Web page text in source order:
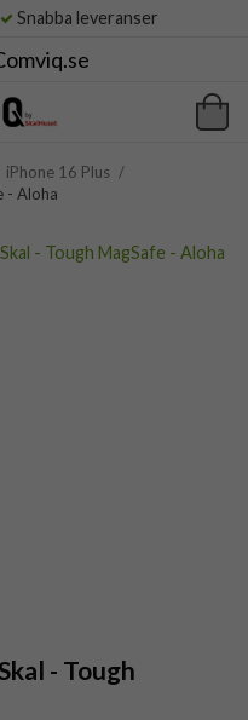
Snabba leveranser
iPhone 16 Plus /
- Aloha
- Tough